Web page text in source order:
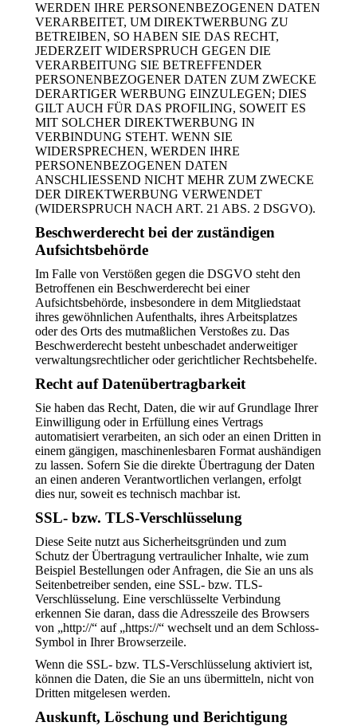
WERDEN IHRE PERSONENBEZOGENEN DATEN
VERARBEITET, UM DIREKTWERBUNG ZU
BETREIBEN, SO HABEN SIE DAS RECHT,
JEDERZEIT WIDERSPRUCH GEGEN DIE
VERARBEITUNG SIE BETREFFENDER
PERSONENBEZOGENER DATEN ZUM ZWECKE
DERARTIGER WERBUNG EINZULEGEN; DIES
GILT AUCH FÜR DAS PROFILING, SOWEIT ES
MIT SOLCHER DIREKTWERBUNG IN
VERBINDUNG STEHT. WENN SIE
WIDERSPRECHEN, WERDEN IHRE
PERSONENBEZOGENEN DATEN
ANSCHLIESSEND NICHT MEHR ZUM ZWECKE
DER DIREKTWERBUNG VERWENDET
(WIDERSPRUCH NACH ART. 21 ABS. 2 DSGVO).
Beschwerderecht bei der zuständigen
Aufsichtsbehörde
Im Falle von Verstößen gegen die DSGVO steht den
Betroffenen ein Beschwerderecht bei einer
Aufsichtsbehörde, insbesondere in dem Mitgliedstaat
ihres gewöhnlichen Aufenthalts, ihres Arbeitsplatzes
oder des Orts des mutmaßlichen Verstoßes zu. Das
Beschwerderecht besteht unbeschadet anderweitiger
verwaltungsrechtlicher oder gerichtlicher Rechtsbehelfe.
Recht auf Datenübertragbarkeit
Sie haben das Recht, Daten, die wir auf Grundlage Ihrer
Einwilligung oder in Erfüllung eines Vertrags
automatisiert verarbeiten, an sich oder an einen Dritten in
einem gängigen, maschinenlesbaren Format aushändigen
zu lassen. Sofern Sie die direkte Übertragung der Daten
an einen anderen Verantwortlichen verlangen, erfolgt
dies nur, soweit es technisch machbar ist.
SSL- bzw. TLS-Verschlüsselung
Diese Seite nutzt aus Sicherheitsgründen und zum
Schutz der Übertragung vertraulicher Inhalte, wie zum
Beispiel Bestellungen oder Anfragen, die Sie an uns als
Seitenbetreiber senden, eine SSL- bzw. TLS-
Verschlüsselung. Eine verschlüsselte Verbindung
erkennen Sie daran, dass die Adresszeile des Browsers
von „http://“ auf „https://“ wechselt und an dem Schloss-
Symbol in Ihrer Browserzeile.
Wenn die SSL- bzw. TLS-Verschlüsselung aktiviert ist,
können die Daten, die Sie an uns übermitteln, nicht von
Dritten mitgelesen werden.
Auskunft, Löschung und Berichtigung